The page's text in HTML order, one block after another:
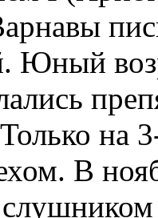
Юный
на
В